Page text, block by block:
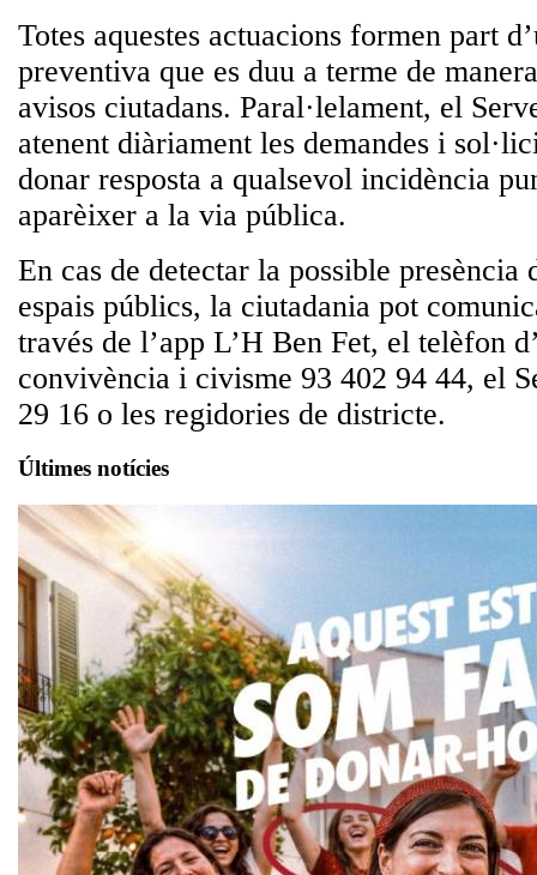
Totes aquestes actuacions formen part
preventiva que es duu a terme de
avisos ciutadans. Paral·lelament, el
atenent diàriament les demandes i
donar resposta a qualsevol incidència
aparèixer a la via pública.
En cas de detectar la possible presència
espais públics, la ciutadania pot
través de l’app L’H Ben Fet, el telèfon
convivència i civisme 93 402 94 44, el
29 16 o les regidories de districte.
Últimes notícies